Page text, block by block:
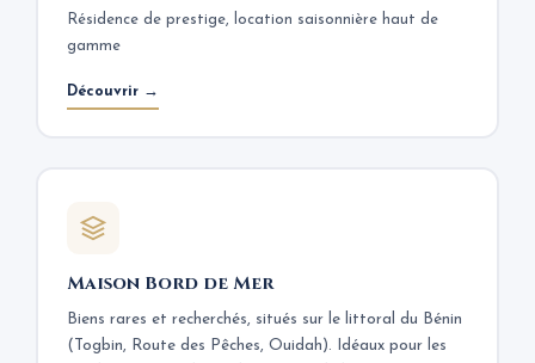
Résidence de prestige, location saisonnière haut de
gamme
Découvrir →
Maison Bord de Mer
Biens rares et recherchés, situés sur le littoral du Bénin
(Togbin, Route des Pêches, Ouidah). Idéaux pour les